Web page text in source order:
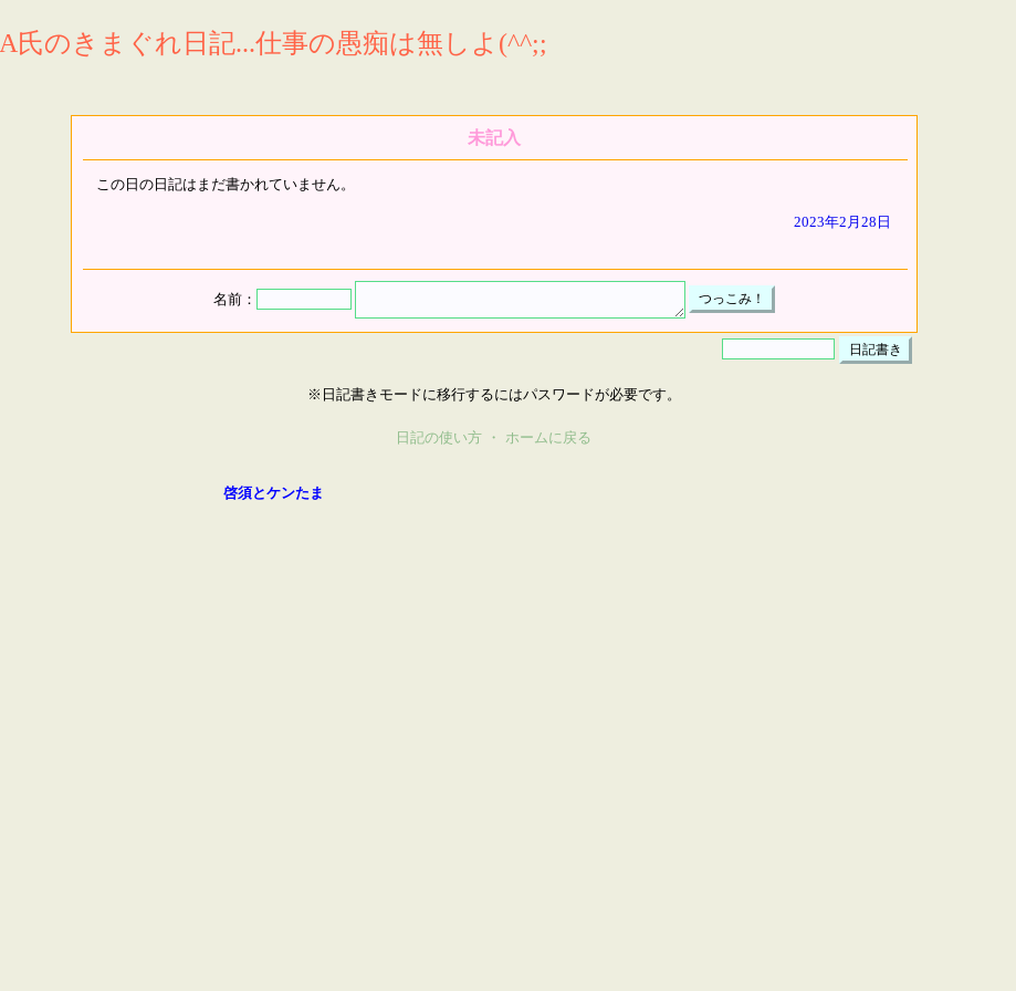
A氏のきまぐれ日記...仕事の愚痴は無しよ(^^;;
未記入
この日の日記はまだ書かれていません。
2023年2月28日
名前：
※日記書きモードに移行するにはパスワードが必要です。
日記の使い方 ・ ホームに戻る
啓須とケンたま